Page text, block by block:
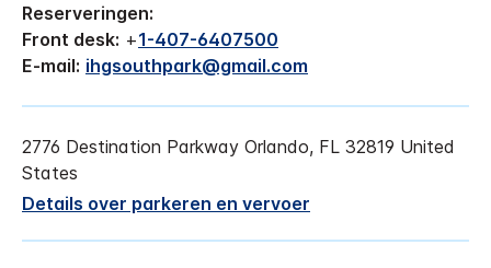
Reserveringen:
Front desk: +1-407-6407500
E-mail: ihgsouthpark@gmail.com
2776 Destination Parkway Orlando, FL 32819 United
States
Details over parkeren en vervoer